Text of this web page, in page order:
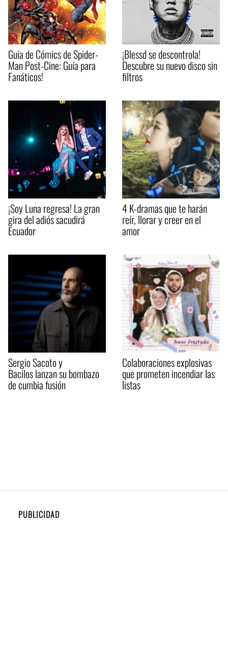
Guía de Cómics de Spider-
Man Post-Cine: Guía para
Fanáticos!
¡Blessd se descontrola!
Descubre su nuevo disco sin
filtros
¡Soy Luna regresa! La gran
gira del adiós sacudirá
Ecuador
4 K-dramas que te harán
reír, llorar y creer en el
amor
Sergio Sacoto y
Bacilos lanzan su bombazo
de cumbia fusión
Colaboraciones explosivas
que prometen incendiar las
listas
PUBLICIDAD